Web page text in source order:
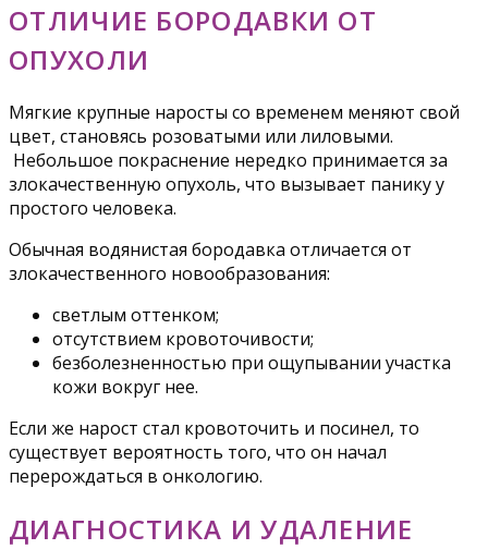
ОТЛИЧИЕ БОРОДАВКИ ОТ
ОПУХОЛИ
Мягкие крупные наросты со временем меняют свой
цвет, становясь розоватыми или лиловыми.
Небольшое покраснение нередко принимается за
злокачественную опухоль, что вызывает панику у
простого человека.
Обычная водянистая бородавка отличается от
злокачественного новообразования:
светлым оттенком;
отсутствием кровоточивости;
безболезненностью при ощупывании участка
кожи вокруг нее.
Если же нарост стал кровоточить и посинел, то
существует вероятность того, что он начал
перерождаться в онкологию.
ДИАГНОСТИКА И УДАЛЕНИЕ